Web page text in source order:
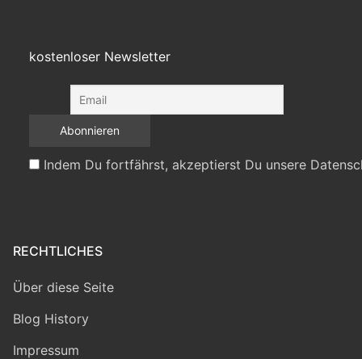
kostenloser Newsletter
Indem Du fortfährst, akzeptierst Du unsere
RECHTLICHES
Über diese Seite
Blog History
Impressum